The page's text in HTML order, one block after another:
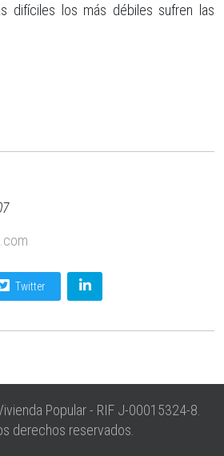
difíciles los más débiles sufren las
Twitter
Popular - RIF J-00015324-8.
derechos reservados.